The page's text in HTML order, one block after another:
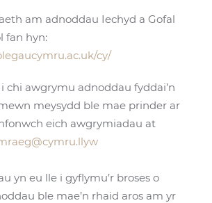
am adnoddau Iechyd a Gofal
fan hyn:
cy/
chi awgrymu adnoddau fyddai’n
meysydd ble mae prinder ar
eich awgrymiadau at
yn eu lle i gyflymu’r broses o
ble mae’n rhaid aros am yr